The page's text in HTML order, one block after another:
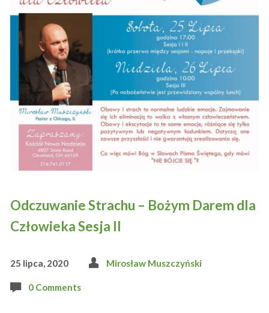
Odczuwanie Strachu – Bożym Darem dla
Człowieka Sesja II
25 lipca, 2020 Mirosław Muszczyński
0 Comments